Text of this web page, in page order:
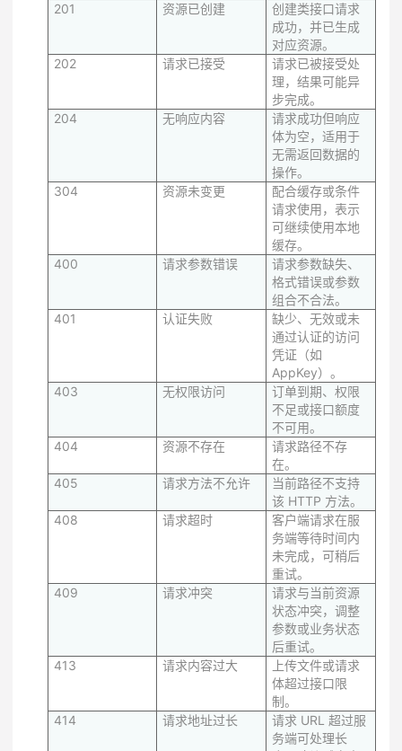
201
资源已创建
创建类接口请求
成功，并已生成
对应资源。
202
请求已接受
请求已被接受处
理，结果可能异
步完成。
204
无响应内容
请求成功但响应
体为空，适用于
无需返回数据的
操作。
304
资源未变更
配合缓存或条件
请求使用，表示
可继续使用本地
缓存。
400
请求参数错误
请求参数缺失、
格式错误或参数
组合不合法。
401
认证失败
缺少、无效或未
通过认证的访问
凭证（如
AppKey）。
403
无权限访问
订单到期、权限
不足或接口额度
不可用。
404
资源不存在
请求路径不存
在。
405
请求方法不允许
当前路径不支持
该 HTTP 方法。
408
请求超时
客户端请求在服
务端等待时间内
未完成，可稍后
重试。
409
请求冲突
请求与当前资源
状态冲突，调整
参数或业务状态
后重试。
413
请求内容过大
上传文件或请求
体超过接口限
制。
414
请求地址过长
请求 URL 超过服
务端可处理长